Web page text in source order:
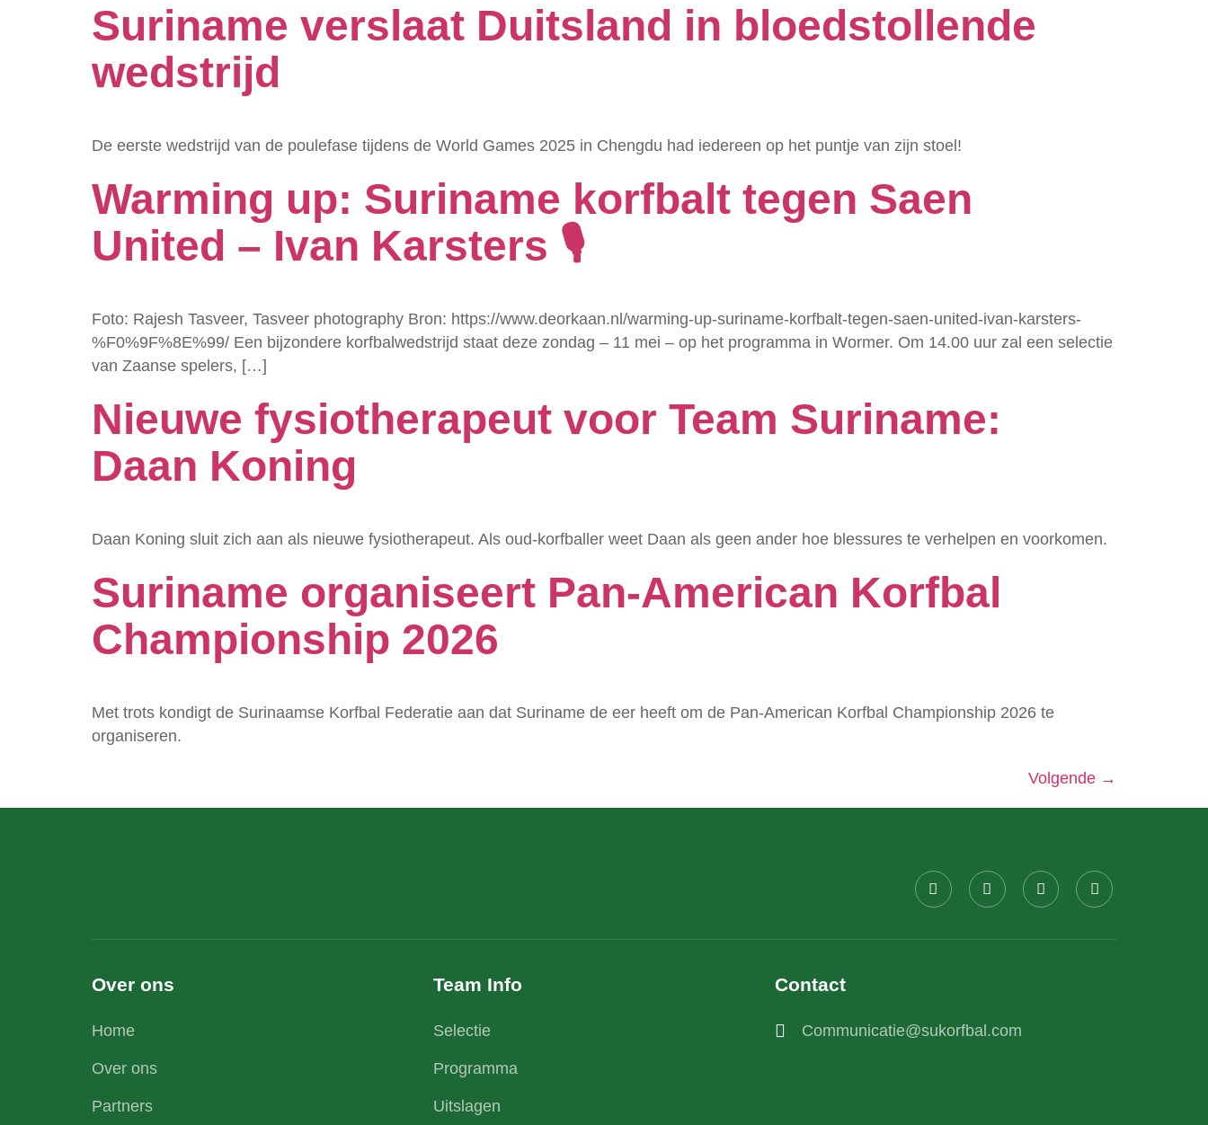
Suriname verslaat Duitsland in bloedstollende
wedstrijd
De eerste wedstrijd van de poulefase tijdens de World Games 2025 in Chengdu had iedereen op het puntje van zijn stoel!
Warming up: Suriname korfbalt tegen Saen
United – Ivan Karsters 🎙
Foto: Rajesh Tasveer, Tasveer photography Bron: https://www.deorkaan.nl/warming-up-suriname-korfbalt-tegen-saen-united-ivan-karsters-
%F0%9F%8E%99/ Een bijzondere korfbalwedstrijd staat deze zondag – 11 mei – op het programma in Wormer. Om 14.00 uur zal een selectie
van Zaanse spelers, […]
Nieuwe fysiotherapeut voor Team Suriname:
Daan Koning
Daan Koning sluit zich aan als nieuwe fysiotherapeut. Als oud-korfballer weet Daan als geen ander hoe blessures te verhelpen en voorkomen.
Suriname organiseert Pan-American Korfbal
Championship 2026​
Met trots kondigt de Surinaamse Korfbal Federatie aan dat Suriname de eer heeft om de Pan-American Korfbal Championship 2026 te
organiseren.
Volgende →
Over ons
Home
Over ons
Partners
Team Info
Selectie
Programma
Uitslagen
Contact
Communicatie@sukorfbal.com